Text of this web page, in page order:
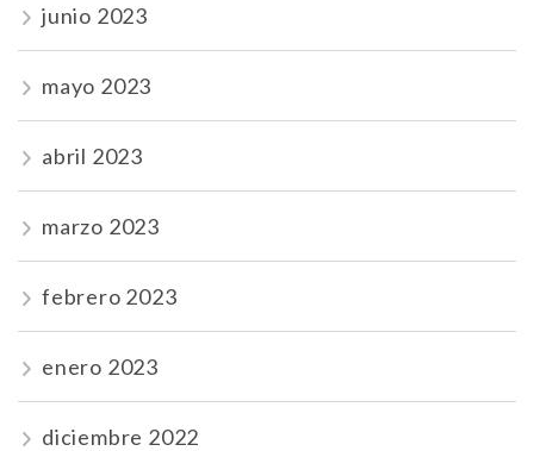
junio 2023
mayo 2023
abril 2023
marzo 2023
febrero 2023
enero 2023
diciembre 2022